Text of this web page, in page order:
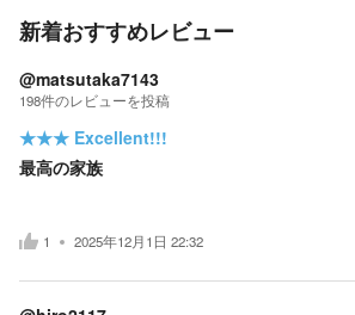
新着おすすめレビュー
@matsutaka7143
198件のレビューを投稿
★★★ Excellent!!!
最高の家族
1 2025年12月1日 22:32